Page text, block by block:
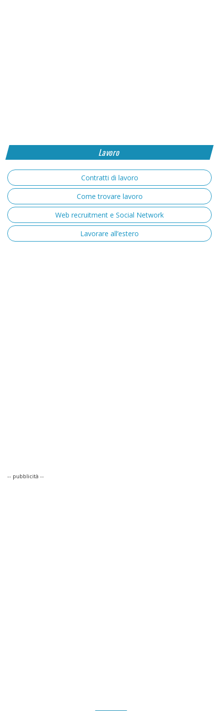
Lavoro
Contratti di lavoro
Come trovare lavoro
Web recruitment e Social Network
Lavorare all’estero
-- pubblicità --